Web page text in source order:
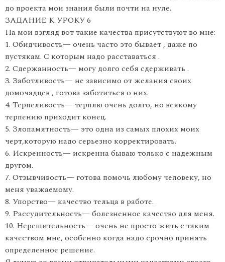
до проекта мои знания были почти на нуле.
ЗАДАНИЕ К УРОКУ 6
На мои взгляд вот такие качества присутствуют во мне:
1. Обидчивость— очень часто это бывает , даже по
пустякам. С которым надо расставаться .
2. Сдержанность— могу долго себя сдерживать .
3. Заботливость— не зависимо от желания своих
домочадцев , готова заботиться о них.
4. Терпеливость— терплю очень долго, но всякому
терпению приходит конец.
5. Злопамятность— это одна из самых плохих моих
черт,которую надо серьезно корректировать.
6. Искренность— искренна бываю только с надежным
другом.
7. Отзывчивость— готова помочь любому человеку, но
меня уважаемому.
8. Упорство— качество тельца в работе.
9. Рассудительность— болезненное качество для меня.
10. Нерешительность— очень не просто жить с таким
качеством мне, особенно когда надо срочно принять
определенное решение.